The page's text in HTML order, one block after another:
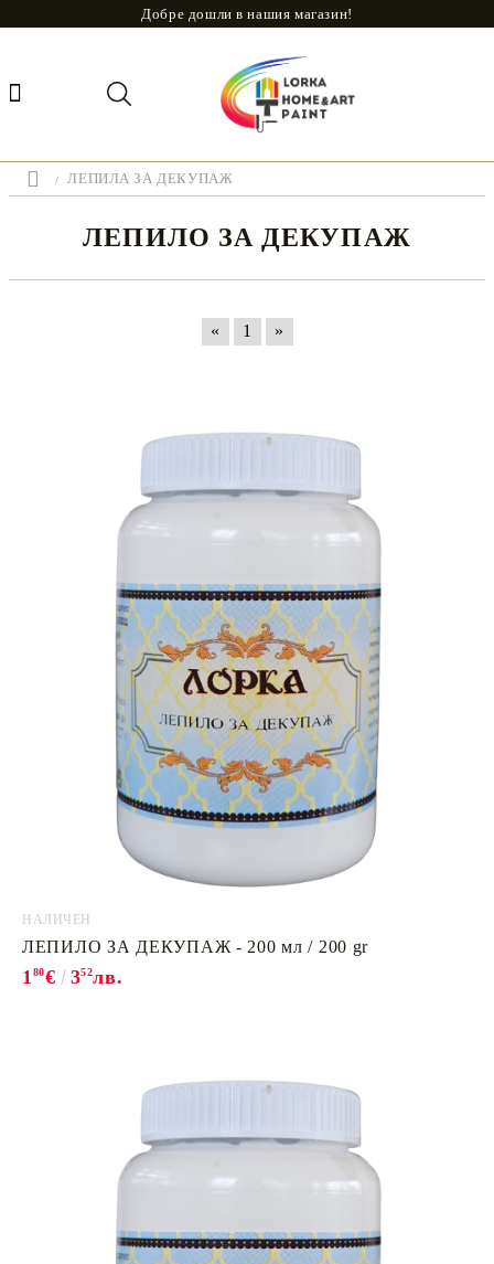
Добре дошли в нашия магазин!
ЛЕПИЛА ЗА ДЕКУПАЖ
ЛЕПИЛО ЗА ДЕКУПАЖ
« 1 »
НАЛИЧЕН
ЛЕПИЛО ЗА ДЕКУПАЖ - 200 мл / 200 gr
1 80€ 352лв.